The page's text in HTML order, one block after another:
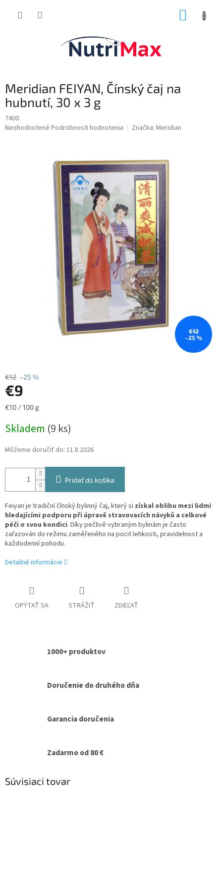
Meridian FEIYAN, Čínský čaj na
hubnutí, 30 x 3 g
7400
Priemerné
Neohodnotené Podrobnosti hodnotenia Značka: Meridian
€12
–25 %
€12 –25 %
€9
Jednotková
€10 / 100 g
Skladem (9 ks)
Môžeme doručiť do: 11.8.2026
Pridať do košíka
Feiyan je tradiční čínský bylinný čaj, který si získal oblibu mezi lidmi
hledajícími podporu při úpravě stravovacích návyků a celkové
péči o svou kondici. Díky pečlivě vybraným bylinám je často
zařazován do režimu zaměřeného na pocit lehkosti, pravidelnost a
každodenní pohodu.
Detailné informácie
OPÝTAŤ SA STRÁŽIŤ ZDIEĽAŤ
1000+ produktov
Doručenie do druhého dňa
Garancia doručenia
Zadarmo od 80 €
Súvisiaci tovar